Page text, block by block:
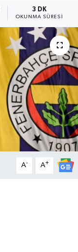
3 DK
OKUNMA SÜRESI
A- A+